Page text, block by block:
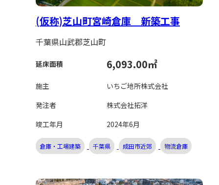
(仮称)芝山町宮崎倉庫 新築工事
千葉県山武郡芝山町
延床面積 6,093.00㎡
施主
いちご地所株式会社
発注者
株式会社拓洋
竣工年月
2024年6月
倉庫・工場建築 千葉県 成田市近郊 物流倉庫